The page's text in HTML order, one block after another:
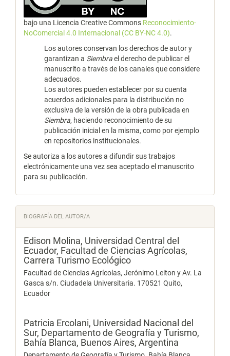
bajo una Licencia Creative Commons Reconocimiento-
NoComercial 4.0 Internacional (CC BY-NC 4.0).
Los autores conservan los derechos de autor y
garantizan a Siembrael derecho de publicar el
manuscrito a través de los canales que considere
adecuados.
Los autores pueden establecer por su cuenta
acuerdos adicionales para la distribución no
exclusiva de la versión de la obra publicada en
Siembra, haciendo reconocimiento de su
publicación inicial en la misma, como por ejemplo
en repositorios institucionales.
Se autoriza a los autores a difundir sus trabajos
electrónicamente una vez sea aceptado el manuscrito
para su publicación.
BIOGRAFÍA DEL AUTOR/A
Edison Molina, Universidad Central del
Ecuador, Facultad de Ciencias Agrícolas,
Carrera Turismo Ecológico
Facultad de Ciencias Agrícolas, Jerónimo Leiton y Av. La
Gasca s/n. Ciudadela Universitaria. 170521 Quito,
Ecuador
Patricia Ercolani, Universidad Nacional del
Sur, Departamento de Geografía y Turismo,
Bahía Blanca, Buenos Aires, Argentina